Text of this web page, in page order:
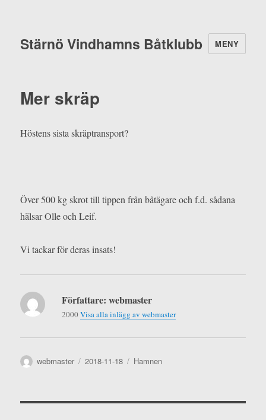
Stärnö Vindhamns Båtklubb MENY
Mer skräp
Höstens sista skräptransport?
Över 500 kg skrot till tippen från båtägare och f.d. sådana
hälsar Olle och Leif.
Vi tackar för deras insats!
Författare: webmaster
2000Visa alla inlägg av webmaster
Författare
webmaster
Publicerat
2018-11-18 Kategorier
Hamnen